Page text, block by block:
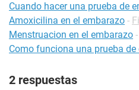
Cuando hacer una prueba de
Amoxicilina en el embarazo -
Menstruacion en el embarazo -
Como funciona una prueba de
2 respuestas